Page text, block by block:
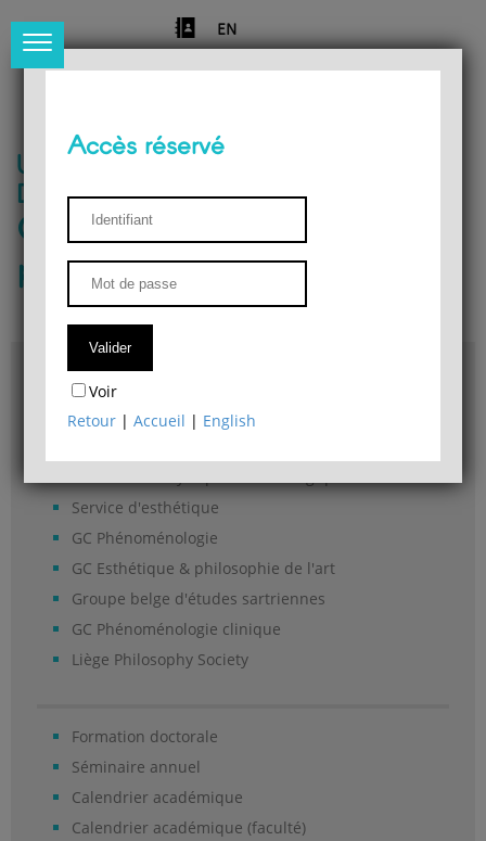
EN
Université de Liège
Département de philosophie
Centre de recherches
phénoménologiques
Accès & plans
Bibliothèque du Département de philosophie
Service d'esthétique
GC Phénoménologie
GC Esthétique & philosophie de l'art
Groupe belge d'études sartriennes
GC Phénoménologie clinique
Liège Philosophy Society
Formation doctorale
Séminaire annuel
Calendrier académique
Calendrier académique (faculté)
Accès réservé
Voir
Retour |Accueil | English